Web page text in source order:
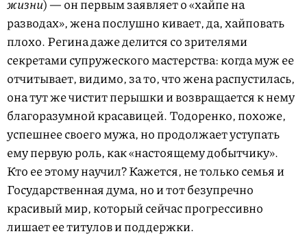
жизни) — он первым заявляет о «хайпе на
разводах», жена послушно кивает, да, хайповать
плохо. Регина даже делится со зрителями
секретами супружеского мастерства: когда муж ее
отчитывает, видимо, за то, что жена распустилась,
она тут же чистит перышки и возвращается к нему
благоразумной красавицей. Тодоренко, похоже,
успешнее своего мужа, но продолжает уступать
ему первую роль, как «настоящему добытчику».
Кто ее этому научил? Кажется, не только семья и
Государственная дума, но и тот безупречно
красивый мир, который сейчас прогрессивно
лишает ее титулов и поддержки.